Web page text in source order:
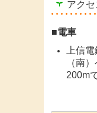
アクセ
■電車
上信
（南
200m